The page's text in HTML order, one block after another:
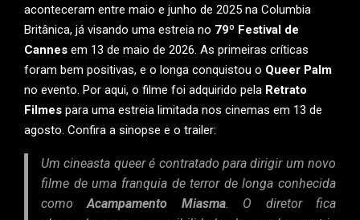
aconteceram entre maio e junho de 2025 na Columbia
Britânica, já visando uma estreia no 79º Festival de
Cannes em 13 de maio de 2026. As primeiras críticas
foram bem positivas, e o longa conquistou o Queer Palm
no evento. Por aqui, o filme foi adquirido pela Retrato
Filmes para uma estreia limitada nos cinemas em 13 de
agosto. Confira a sinopse e o trailer:
Um cineasta queeré contratado para dirigir um novo
filme de uma franquia de terror de longa conhecida
comoAcampamento Miasma. O diretor fica